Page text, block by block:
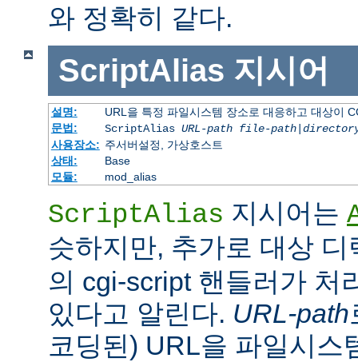
와 정확히 같다.
ScriptAlias 지시어
설명:
URL을 특정 파일시스템 장소로 대응하고 대상이
문법:
ScriptAlias URL-path file-path|
사용장소: 주서버설정, 가상호스트
상태:
Base
모듈:
mod_alias
ScriptAlias 지시어는
슷하지만, 추가로 대상
의 cgi-script 핸들러가 처
있다고 알린다. URL-path
코딩된) URL을 파일시스